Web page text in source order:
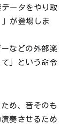
ータをやり取
が登場しま
などの外部楽
」という命令
め、音そのも
奏させるため